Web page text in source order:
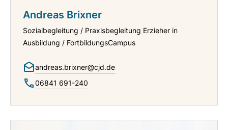
Andreas Brixner
Sozialbegleitung / Praxisbegleitung Erzieher in
Ausbildung / FortbildungsCampus
andreas.brixner@cjd.de
06841 691-240